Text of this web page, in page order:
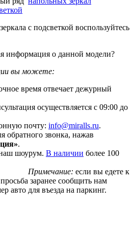
с подсветкой воспользуйтесь
информация о данной модели?
вы можете:
время отвечает дежурный
осуществляется с 09:00 до
почту: info@miralls.ru.
обратного звонка, нажав
.
шоурум. В наличии более 100
зеркал.
Примечание: если вы едете к
заранее сообщить нам
авто для въезда на паркинг.